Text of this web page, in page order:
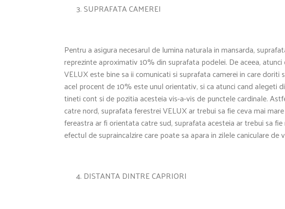
SUPRAFATA CAMEREI
Pentru a asigura necesarul de lumina naturala in mansarda,
reprezinte aproximativ 10% din suprafata podelei. De aceea,
VELUX este bine sa ii comunicati si suprafata camerei in care
acel procent de 10% este unul orientativ, si ca atunci cand alegeti
tineti cont si de pozitia acesteia vis-a-vis de punctele cardinale.
catre nord, suprafata ferestrei VELUX ar trebui sa fie ceva mai
fereastra ar fi orientata catre sud, suprafata acesteia ar trebui sa
efectul de supraincalzire care poate sa apara in zilele caniculare de
DISTANTA DINTRE CAPRIORI